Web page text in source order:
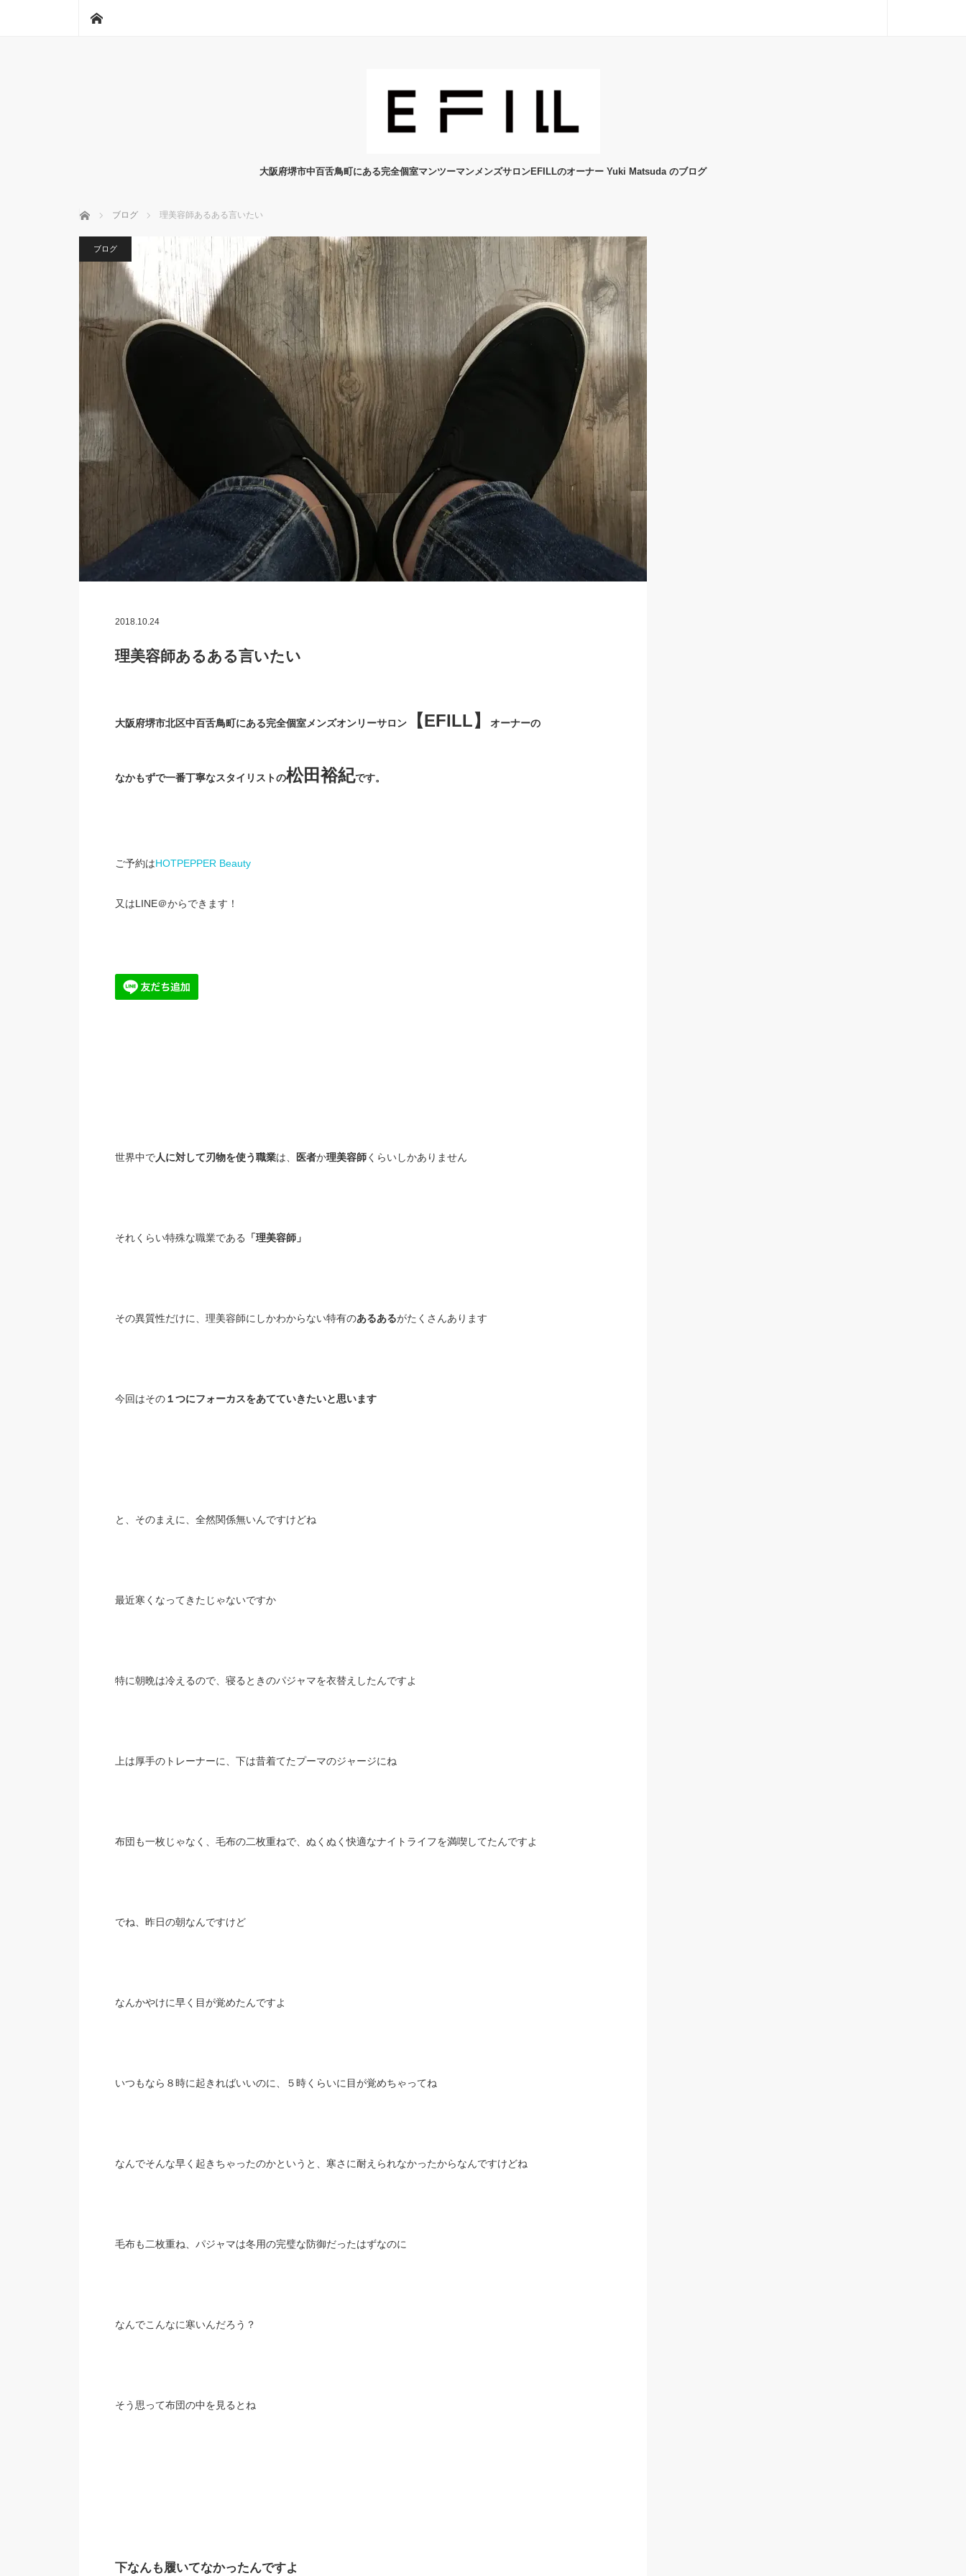
大阪府堺市中百舌鳥町にある完全個室マンツーマンメンズサロンEFILLのオーナー Yuki Matsuda のブログ
ホーム ブログ 理美容師あるある言いたい
ブログ
2018.10.24
理美容師あるある言いたい
大阪府堺市北区中百舌鳥町にある完全個室メンズオンリーサロン【EFILL】 オーナーの
なかもずで一番丁寧なスタイリストの松田裕紀です。
ご予約はHOTPEPPER Beauty
又はLINE＠からできます！
世界中で人に対して刃物を使う職業は、 医者か理美容師くらいしかありません
それくらい特殊な職業である 「理美容師」
その異質性だけに、理美容師にしかわからない特有のあるあるがたくさんあります
今回はその１つにフォーカスをあてていきたいと思います
と、そのまえに、全然関係無いんですけどね
最近寒くなってきたじゃないですか
特に朝晩は冷えるので、寝るときのパジャマを衣替えしたんですよ
上は厚手のトレーナーに、下は昔着てたプーマのジャージにね
布団も一枚じゃなく、毛布の二枚重ねで、ぬくぬく快適なナイトライフを満喫してたんですよ
でね、昨日の朝なんですけど
なんかやけに早く目が覚めたんですよ
いつもなら８時に起きればいいのに、５時くらいに目が覚めちゃってね
なんでそんな早く起きちゃったのかというと、寒さに耐えられなかったからなんですけどね
毛布も二枚重ね、パジャマは冬用の完璧な防御だったはずなのに
なんでこんなに寒いんだろう？
そう思って布団の中を見るとね
下なんも履いてなかったんですよ